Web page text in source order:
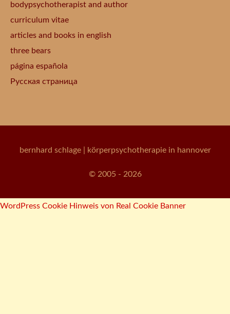
bodypsychotherapist and author
curriculum vitae
articles and books in english
three bears
página española
Русская страница
bernhard schlage| körperpsychotherapie in hannover
© 2005 - 2026
WordPress Cookie Hinweis von Real Cookie Banner